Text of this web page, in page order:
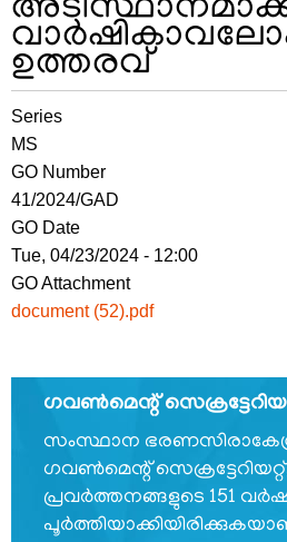
FOOTER
MENU
ബാധ്യതാനിരാകരണം
സ്വകാര്യതാനയം
വ്യവസ്ഥകളും
നിബന്ധനകളും
ഞങ്ങളേക്കുറിച്ച്
ഞങ്ങളേക്കുറിച്ച്
കാര്യനിർവഹണചട്ടങ്ങൾ
ഓർഡർ
ഓഫ്
പ്രെസിഡൻസ്
ഉത്തരവ്
Series
MS
GO Number
41/2024/GAD
GO Date
Tue, 04/23/2024 - 12:00
GO Attachment
document (52).pdf
ഗവണ്‍മെന്റ്
സംസ്ഥാന
ഗവണ്‍മെന്റ്
പ്രവര്‍ത്തനങ്ങളുടെ 151